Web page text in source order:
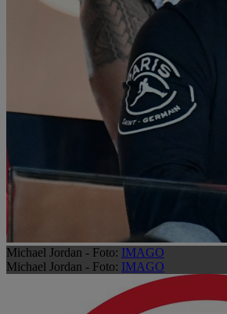
Michael Jordan - Foto: IMAGO
Michael Jordan - Foto: IMAGO